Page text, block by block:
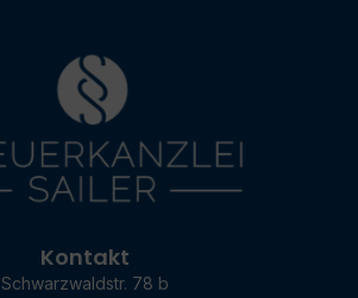
Kontakt
Schwarzwaldstr. 78 b